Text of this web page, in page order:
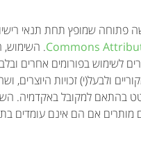
פתוחה שמופץ תחת תנאי
Commons
.
לשימוש בפורומים אחרים
ולבעל(י) זכויות היוצרים,
בהתאם למקובל באקדמיה.
אם הם אינם עומדים